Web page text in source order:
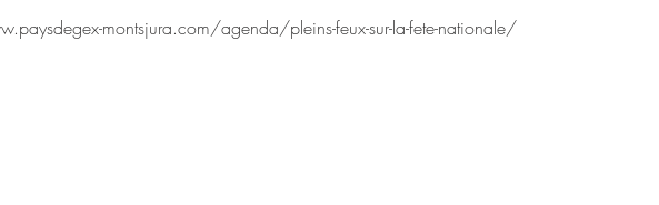
montsjura.com/agenda/pleins-feux-sur-la-fete-nationale/